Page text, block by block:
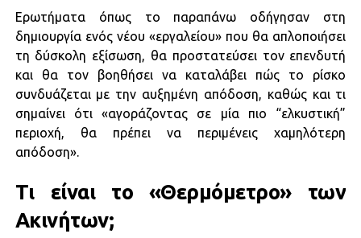
Ερωτήματα όπως το παραπάνω οδήγησαν στη
δημιουργία ενός νέου «εργαλείου» που θα απλοποιήσει
τη δύσκολη εξίσωση, θα προστατεύσει τον επενδυτή
και θα τον βοηθήσει να καταλάβει πώς το ρίσκο
συνδυάζεται με την αυξημένη απόδοση, καθώς και τι
σημαίνει ότι «αγοράζοντας σε μία πιο “ελκυστική”
περιοχή, θα πρέπει να περιμένεις χαμηλότερη
απόδοση».
Τι είναι το «Θερμόμετρο» των
Ακινήτων;